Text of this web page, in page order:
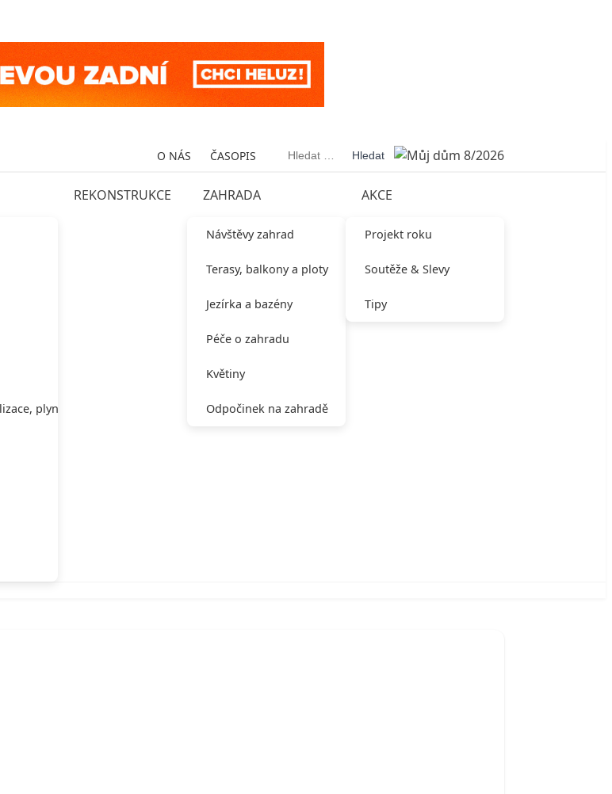
O NÁS ČASOPIS Vyhledávání
plynu,
REKONSTRUKCE ZAHRADA
Návštěvy zahrad
Terasy, balkony a ploty
Jezírka a bazény
Péče o zahradu
Květiny
Odpočinek na zahradě
AKCE
Projekt roku
Soutěže & Slevy
Tipy